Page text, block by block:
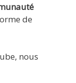
de
nous